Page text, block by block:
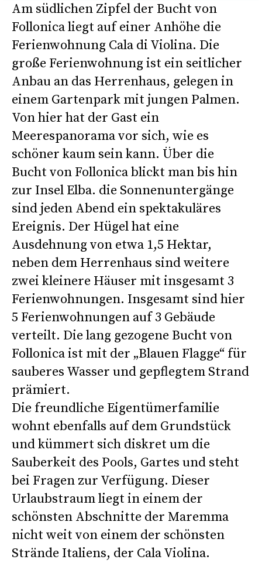
Am südlichen Zipfel der Bucht von
Follonica liegt auf einer Anhöhe die
Ferienwohnung Cala di Violina. Die
große Ferienwohnung ist ein seitlicher
Anbau an das Herrenhaus, gelegen in
einem Gartenpark mit jungen Palmen.
Von hier hat der Gast ein
Meerespanorama vor sich, wie es
schöner kaum sein kann. Über die
Bucht von Follonica blickt man bis hin
zur Insel Elba. die Sonnenuntergänge
sind jeden Abend ein spektakuläres
Ereignis. Der Hügel hat eine
Ausdehnung von etwa 1,5 Hektar,
neben dem Herrenhaus sind weitere
zwei kleinere Häuser mit insgesamt 3
Ferienwohnungen. Insgesamt sind hier
5 Ferienwohnungen auf 3 Gebäude
verteilt. Die lang gezogene Bucht von
Follonica ist mit der „Blauen Flagge“ für
sauberes Wasser und gepflegtem Strand
prämiert.
Die freundliche Eigentümerfamilie
wohnt ebenfalls auf dem Grundstück
und kümmert sich diskret um die
Sauberkeit des Pools, Gartes und steht
bei Fragen zur Verfügung. Dieser
Urlaubstraum liegt in einem der
schönsten Abschnitte der Maremma
nicht weit von einem der schönsten
Strände Italiens, der Cala Violina.